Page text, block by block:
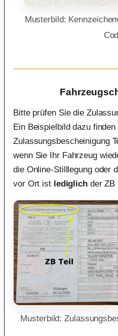
Musterbild:
Bitte prüfen Sie die
Ein Beispielbild dazu
Zulassungsbescheinigung
wenn Sie Ihr Fahrzeug
die Online-Stilllegung oder
vor Ort ist lediglichder ZB
Musterbild: